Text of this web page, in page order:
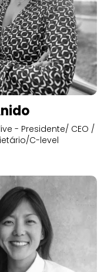
- Presidente/ CEO /
C-level